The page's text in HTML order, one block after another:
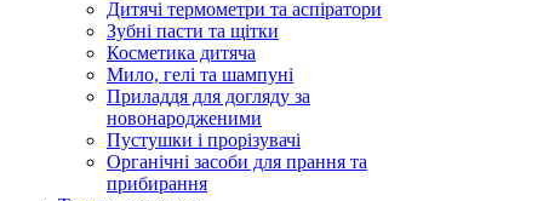
Дитячі термометри та аспіратори
Зубні пасти та щітки
Косметика дитяча
Мило, гелі та шампуні
Приладдя для догляду за
новонародженими
Пустушки і прорізувачі
Органічні засоби для прання та
прибирання